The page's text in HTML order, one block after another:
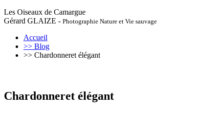
Les Oiseaux de Camargue
Gérard GLAIZE - Photographie Nature et Vie sauvage
Accueil
>> Blog
>> Chardonneret élégant
Chardonneret élégant